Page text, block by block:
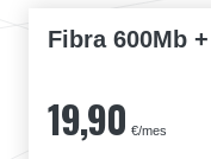
Fibra 600Mb
19,90 €/mes